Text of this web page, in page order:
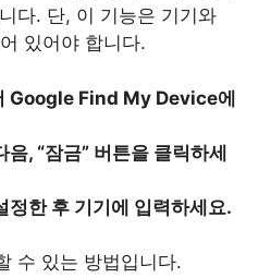
다. 단, 이 기능은 기기와
있어야 합니다.
Google Find My Device에
음, “잠금” 버튼을 클릭하세
정한 후 기기에 입력하세요.
수 있는 방법입니다.